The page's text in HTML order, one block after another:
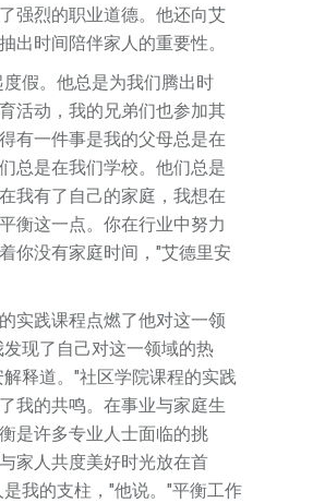
强烈的职业道德。他还向艾
出时间陪伴家人的重要性。
假。他总是为我们腾出时
活动，我的兄弟们也参加其
有一件事是我的父母总是在
总是在我们学校。他们总是
我有了自己的家庭，我想在
衡这一点。你在行业中努力
你没有家庭时间，"艾德里安
实践课程点燃了他对这一领
现了自己对这一领域的热
释道。"社区学院课程的实践
我的共鸣。在事业与家庭生
是许多专业人士面临的挑
家人共度美好时光放在首
我的支柱，"他说。"平衡工作